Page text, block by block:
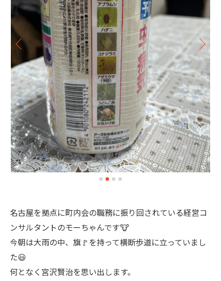
名古屋を拠点に町内会の職務に振り回されている経営コ
ンサルタントのモーちゃんです🐮
今朝は大雨の中、旗🚩を持って横断歩道に立っていまし
た😃
何となく宮沢賢治を思い出します。